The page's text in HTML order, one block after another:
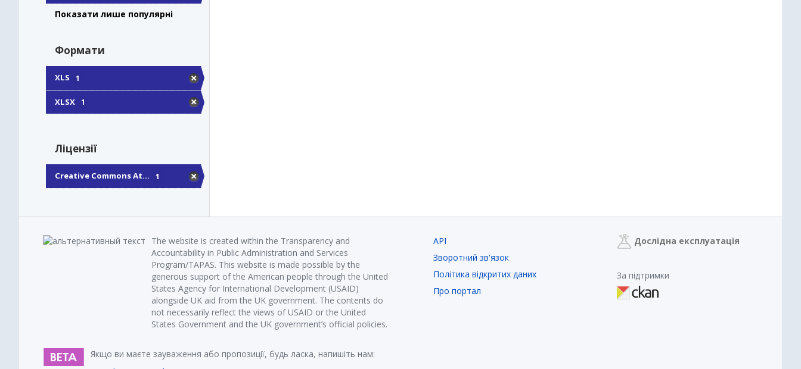
Показати лише популярні
Формати
XLS 1
XLSX 1
Ліцензії
Creative Commons At... 1
The website is created within the Transparency and
Accountability in Public Administration and Services
Program/TAPAS. This website is made possible by the
generous support of the American people through the United
States Agency for International Development (USAID)
alongside UK aid from the UK government. The contents do
not necessarily reflect the views of USAID or the United
States Government and the UK government’s official policies.
Якщо ви маєте зауваження або пропозиції, будь ласка, напишіть нам:
API
Зворотний зв'язок
Політика відкритих даних
Про портал
Дослідна експлуатація
За підтримки